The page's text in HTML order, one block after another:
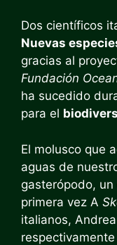
Dos científicos
Nuevas
gracias al
Fundación
ha sucedido
para el
El molusco que
aguas de
gasterópodo,
primera vez A
italianos,